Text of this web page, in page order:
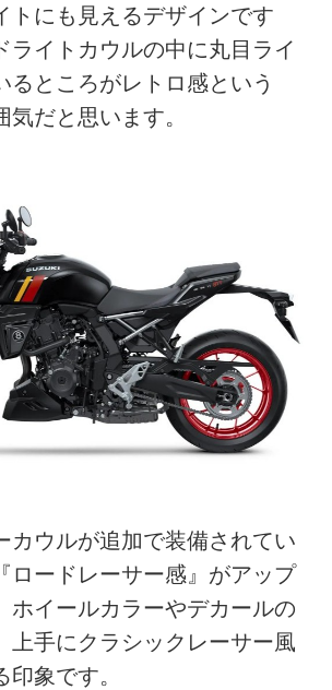
トにも見えるデザインです
ライトカウルの中に丸目ライ
るところがレトロ感という
だと思います。
カウルが追加で装備されてい
ロードレーサー感』がアップ
ホイールカラーやデカールの
上手にクラシックレーサー風
象です。